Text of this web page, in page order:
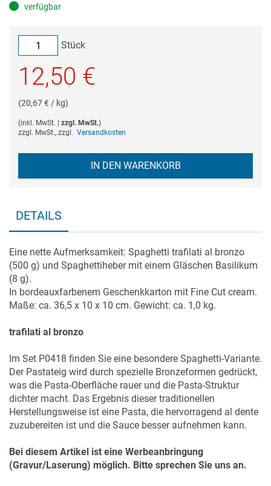
verfügbar
Stück
12,50 €
(20,67 € / kg)
(inkl. MwSt. zzgl. MwSt.)
zzgl. MwSt., zzgl. Versandkosten
IN DEN WARENKORB
DETAILS
Eine nette Aufmerksamkeit: Spaghetti trafilati al bronzo
(500 g) und Spaghettiheber mit einem Gläschen Basilikum
(8 g).
In bordeauxfarbenem Geschenkkarton mit Fine Cut cream.
Maße: ca. 36,5 x 10 x 10 cm. Gewicht: ca. 1,0 kg.
trafilati al bronzo
Im Set P0418 finden Sie eine besondere Spaghetti-Variante.
Der Pastateig wird durch spezielle Bronzeformen gedrückt,
was die Pasta-Oberfläche rauer und die Pasta-Struktur
dichter macht. Das Ergebnis dieser traditionellen
Herstellungsweise ist eine Pasta, die hervorragend al dente
zuzubereiten ist und die Sauce besser aufnehmen kann.
Bei diesem Artikel ist eine Werbeanbringung
(Gravur/Laserung) möglich. Bitte sprechen Sie uns an.